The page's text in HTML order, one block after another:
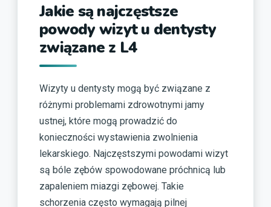
Jakie są najczęstsze
powody wizyt u dentysty
związane z L4
Wizyty u dentysty mogą być związane z
różnymi problemami zdrowotnymi jamy
ustnej, które mogą prowadzić do
konieczności wystawienia zwolnienia
lekarskiego. Najczęstszymi powodami wizyt
są bóle zębów spowodowane próchnicą lub
zapaleniem miazgi zębowej. Takie
schorzenia często wymagają pilnej